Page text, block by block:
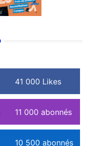
41 000 Likes
11 000 abonnés
10 500 abonnés